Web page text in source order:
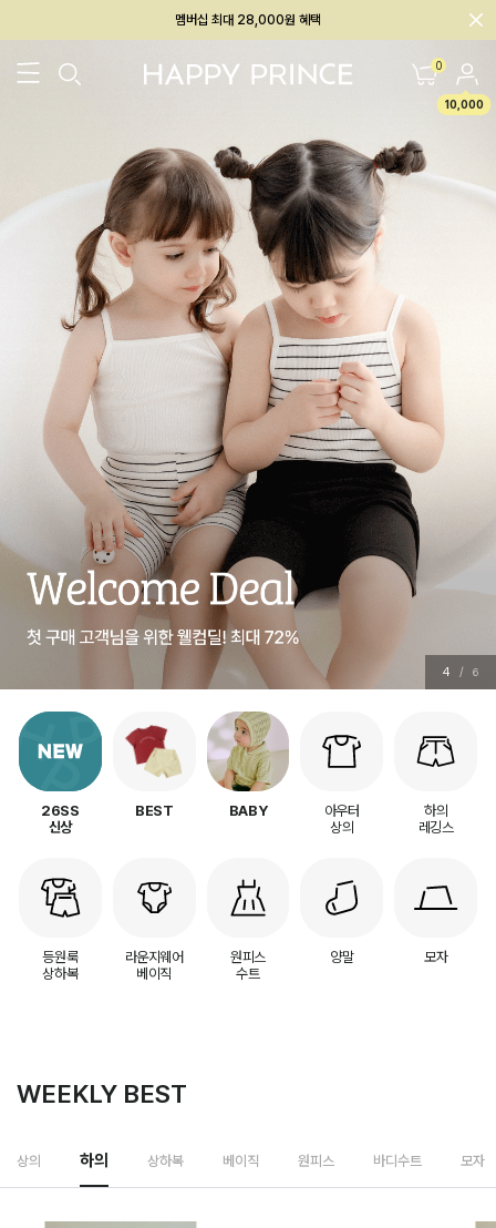
회원전용 아울렛, 가입하면 ~60% 할인!
0
10,000
4 / 6
26SS
신상
BEST BABY
아우터
상의
하의
레깅스
등원룩
상하복
라운지웨어
베이직
원피스
수트
양말 모자
WEEKLY BEST
상의 하의 상하복 베이직 원피스 바디수트 모자